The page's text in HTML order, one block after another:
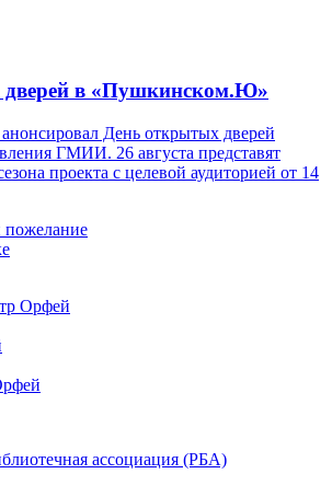
в «Пушкинском.Ю»
День открытых дверей
ГМИИ. 26 августа представят
проекта с целевой аудиторией от 14
пожелание
Орфей
ассоциация (РБА)